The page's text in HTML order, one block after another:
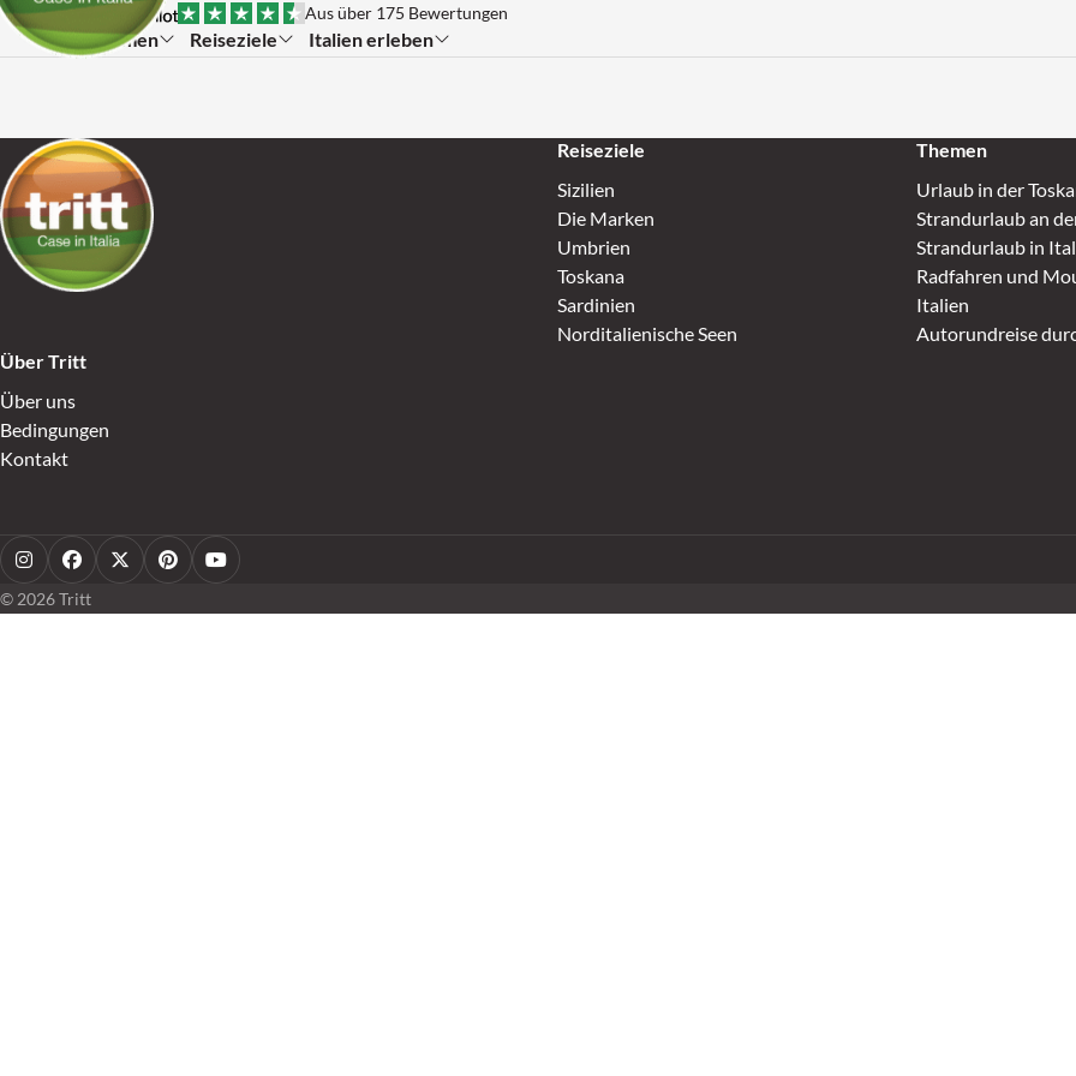
Skip to content
Submenu:
Themen Submenu:
Reiseziele Submenu:
Italien erleben
Aus über 175 Bewertungen
Go to Home
Über Tritt
Über uns
Bedingungen
Kontakt
Reiseziele
Sizilien
Die Marken
Umbrien
Toskana
Sardinien
Norditalienische Seen
Themen
Urlaub in der
Strandurlaub an
Strandurlaub in
Radfahren und
Italien
Autorundreise
InstagramFacebook
X PinterestYouTube
© 2026 Tritt